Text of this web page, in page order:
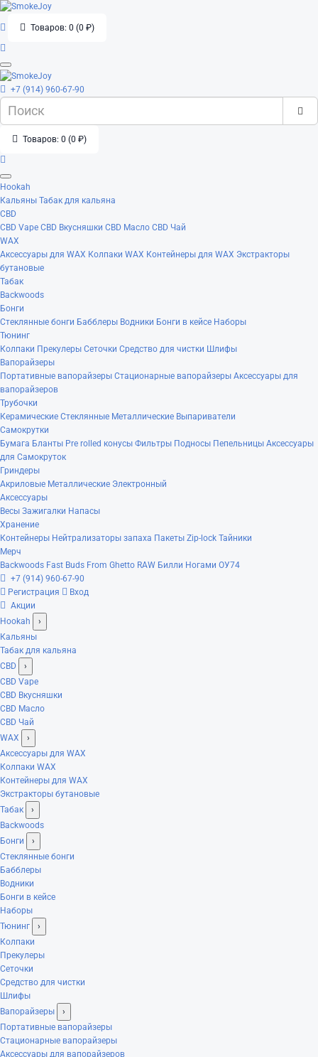
Товаров: 0 (0 ₽)
+7 (914) 960-67-90
Товаров: 0 (0 ₽)
Hookah
Кальяны Табак для кальяна
CBD
CBD Vape CBD Вкусняшки CBD Масло CBD Чай
WAX
Аксессуары для WAX Колпаки WAX Контейнеры для WAX Экстракторы
бутановые
Табак
Backwoods
Бонги
Стеклянные бонги Бабблеры Водники Бонги в кейсе Наборы
Тюнинг
Колпаки Прекулеры Сеточки Средство для чистки Шлифы
Вапорайзеры
Портативные вапорайзеры Стационарные вапорайзеры Аксессуары для
вапорайзеров
Трубочки
Керамические Стеклянные Металлические Выпариватели
Самокрутки
Бумага Бланты Pre rolled конусы Фильтры Подносы Пепельницы Аксессуары
для Самокруток
Гриндеры
Акриловые Металлические Электронный
Аксессуары
Весы Зажигалки Напасы
Хранение
Контейнеры Нейтрализаторы запаха Пакеты Zip-lock Тайники
Мерч
Backwoods Fast Buds From Ghetto RAW Билли Ногами ОУ74
+7 (914) 960-67-90
Регистрация
Вход
Акции
Hookah
›
Кальяны
Табак для кальяна
CBD
›
CBD Vape
CBD Вкусняшки
CBD Масло
CBD Чай
WAX
›
Аксессуары для WAX
Колпаки WAX
Контейнеры для WAX
Экстракторы бутановые
Табак
›
Backwoods
Бонги
›
Стеклянные бонги
Бабблеры
Водники
Бонги в кейсе
Наборы
Тюнинг
›
Колпаки
Прекулеры
Сеточки
Средство для чистки
Шлифы
Вапорайзеры
›
Портативные вапорайзеры
Стационарные вапорайзеры
Аксессуары для вапорайзеров